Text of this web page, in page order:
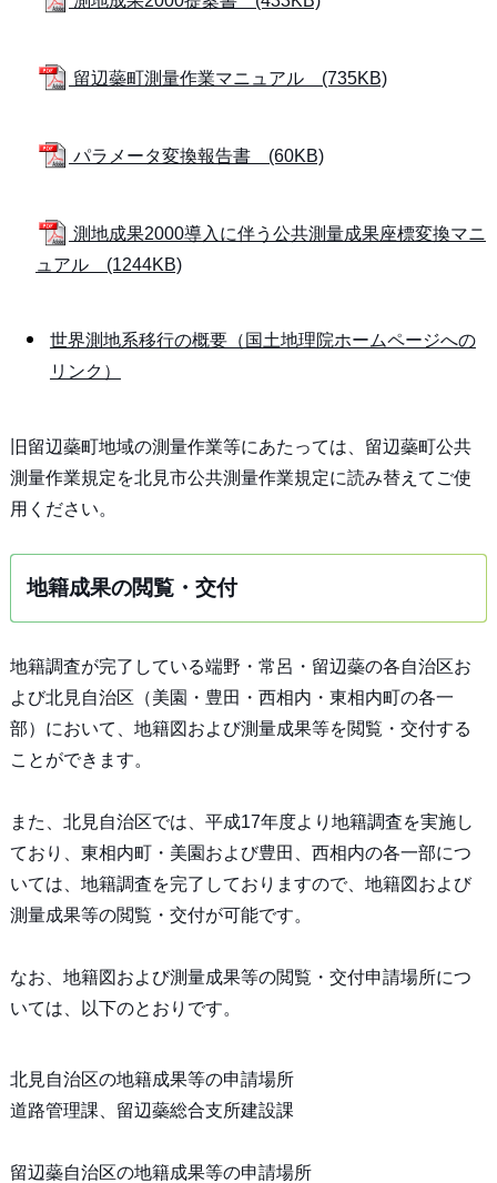
留辺蘂町測量作業マニュアル (735KB)
パラメータ変換報告書 (60KB)
測地成果2000導入に伴う公共測量成果座標変換マニ
ュアル (1244KB)
世界測地系移行の概要（国土地理院ホームページへの
リンク）
旧留辺蘂町地域の測量作業等にあたっては、留辺蘂町公共
測量作業規定を北見市公共測量作業規定に読み替えてご使
用ください。
地籍成果の閲覧・交付
地籍調査が完了している端野・常呂・留辺蘂の各自治区お
よび北見自治区（美園・豊田・西相内・東相内町の各一
部）において、地籍図および測量成果等を閲覧・交付する
ことができます。
また、北見自治区では、平成17年度より地籍調査を実施し
ており、東相内町・美園および豊田、西相内の各一部につ
いては、地籍調査を完了しておりますので、地籍図および
測量成果等の閲覧・交付が可能です。
なお、地籍図および測量成果等の閲覧・交付申請場所につ
いては、以下のとおりです。
北見自治区の地籍成果等の申請場所
道路管理課、留辺蘂総合支所建設課
留辺蘂自治区の地籍成果等の申請場所